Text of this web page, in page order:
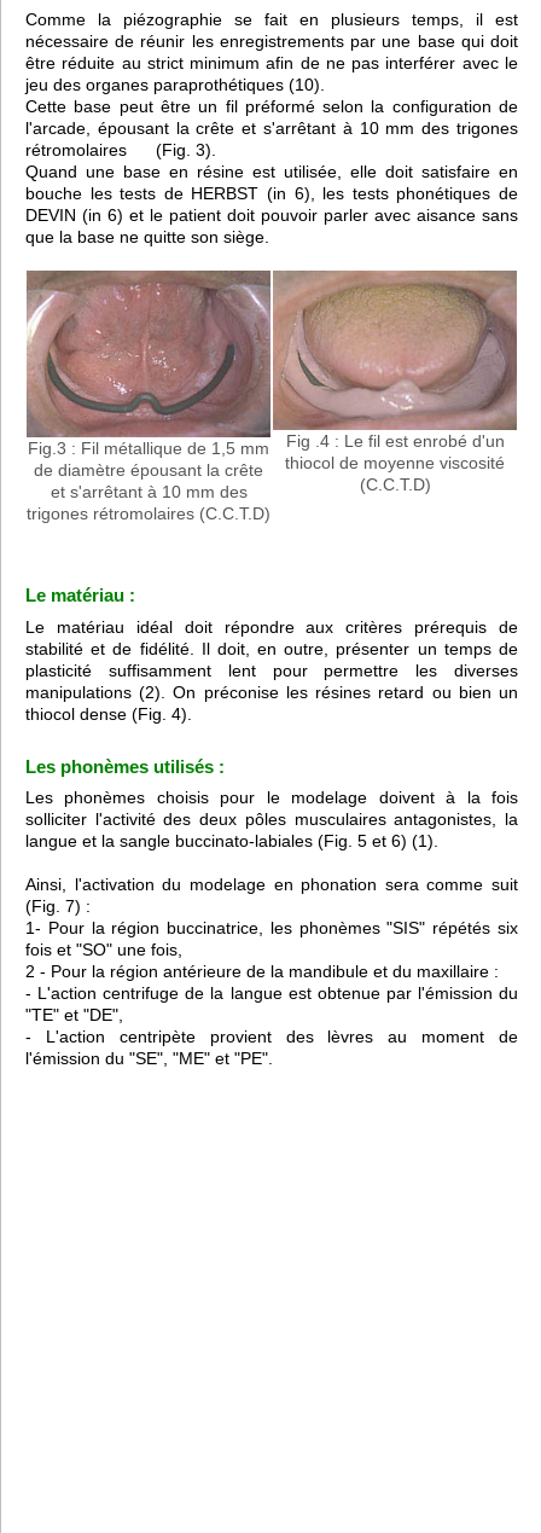
Comme la piézographie se fait en plusieurs temps, il est
nécessaire de réunir les enregistrements par une base qui doit
être réduite au strict minimum afin de ne pas interférer avec le
jeu des organes paraprothétiques (10).
Cette base peut être un fil préformé selon la configuration de
l'arcade, épousant la crête et s'arrêtant à 10 mm des trigones
rétromolaires (Fig. 3).
Quand une base en résine est utilisée, elle doit satisfaire en
bouche les tests de HERBST (in 6), les tests phonétiques de
DEVIN (in 6) et le patient doit pouvoir parler avec aisance sans
que la base ne quitte son siège.
Fig.3 : Fil métallique de 1,5 mm
de diamètre épousant la crête
et s'arrêtant à 10 mm des
trigones rétromolaires (C.C.T.D)
Fig .4 : Le fil est enrobé d'un
thiocol de moyenne viscosité
(C.C.T.D)
Le matériau :
Le matériau idéal doit répondre aux critères prérequis de
stabilité et de fidélité. Il doit, en outre, présenter un temps de
plasticité suffisamment lent pour permettre les diverses
manipulations (2). On préconise les résines retard ou bien un
thiocol dense (Fig. 4).
Les phonèmes utilisés :
Les phonèmes choisis pour le modelage doivent à la fois
solliciter l'activité des deux pôles musculaires antagonistes, la
langue et la sangle buccinato-labiales (Fig. 5 et 6) (1).
Ainsi, l'activation du modelage en phonation sera comme suit
(Fig. 7) :
1- Pour la région buccinatrice, les phonèmes "SIS" répétés six
fois et "SO" une fois,
2 - Pour la région antérieure de la mandibule et du maxillaire :
- L'action centrifuge de la langue est obtenue par l'émission du
"TE" et "DE",
- L'action centripète provient des lèvres au moment de
l'émission du "SE", "ME" et "PE".